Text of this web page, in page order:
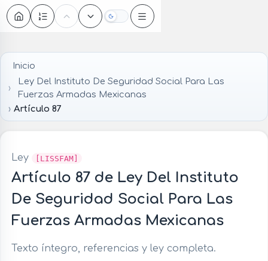
Oscuro
Inicio
Ley Del Instituto De Seguridad Social Para Las
Fuerzas Armadas Mexicanas
Artículo 87
Ley [LISSFAM]
Artículo 87 de Ley Del Instituto
De Seguridad Social Para Las
Fuerzas Armadas Mexicanas
Texto íntegro, referencias y ley completa.